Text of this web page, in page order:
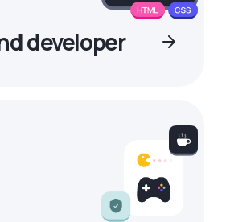
developer